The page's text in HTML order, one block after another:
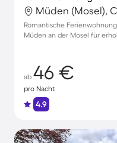
Romantische
Müden an der Mosel für
ab 46 €
pro Nacht
4.9